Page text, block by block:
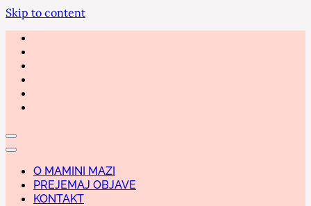
Skip to content
O MAMINI MAZI
PREJEMAJ OBJAVE
KONTAKT